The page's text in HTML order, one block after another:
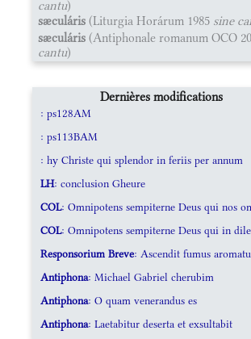
cantu)
sæculáris (Liturgia Horárum 1985 sine
sæculáris (Antiphonale romanum OCO
cantu)
Dernières modifications
: ps128AM
: ps113BAM
: hy Christe qui splendor in feriis per annum
LH: conclusion Gheure
COL: Omnipotens sempiterne Deus qui nos
COL: Omnipotens sempiterne Deus qui in
Responsorium Breve: Ascendit fumus
Antiphona: Michael Gabriel cherubim
Antiphona: O quam venerandus es
Antiphona: Laetabitur deserta et exsultabit